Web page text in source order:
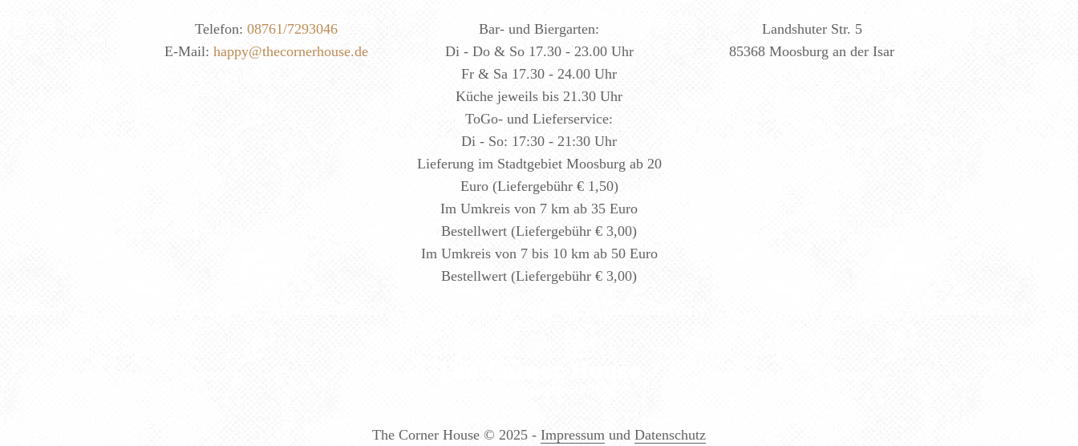
Telefon: 08761/7293046
E-Mail: happy@thecornerhouse.de
Bar- und Biergarten:
Di - Do & So 17.30 - 23.00 Uhr
Fr & Sa 17.30 - 24.00 Uhr
Küche jeweils bis 21.30 Uhr
ToGo- und Lieferservice:
Di - So: 17:30 - 21:30 Uhr
Lieferung im Stadtgebiet Moosburg ab 20
Euro (Liefergebühr € 1,50)
Im Umkreis von 7 km ab 35 Euro
Bestellwert (Liefergebühr € 3,00)
Im Umkreis von 7 bis 10 km ab 50 Euro
Bestellwert (Liefergebühr € 3,00)
Landshuter Str. 5
85368 Moosburg an der Isar
The Corner House © 2025 - Impressum und Datenschutz